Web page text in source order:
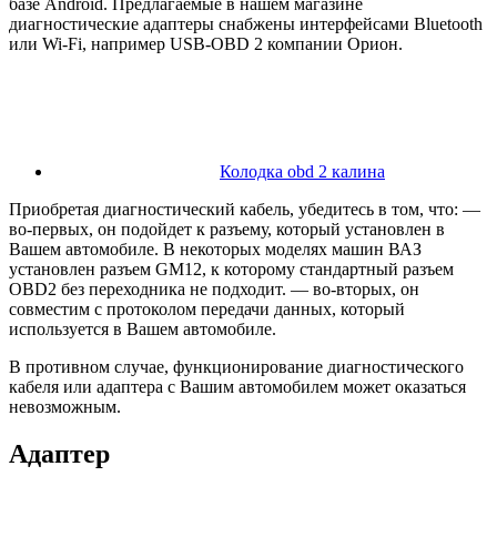
диагностические адаптеры снабжены интерфейсами Bluetooth
или Wi-Fi, например USB-OBD 2 компании Орион.
Колодка obd 2 калина
Приобретая диагностический кабель, убедитесь в том, что: —
во-первых, он подойдет к разъему, который установлен в
Вашем автомобиле. В некоторых моделях машин ВАЗ
установлен разъем GM12, к которому стандартный разъем
OBD2 без переходника не подходит. — во-вторых, он
совместим с протоколом передачи данных, который
используется в Вашем автомобиле.
В противном случае, функционирование диагностического
кабеля или адаптера с Вашим автомобилем может оказаться
невозможным.
Адаптер